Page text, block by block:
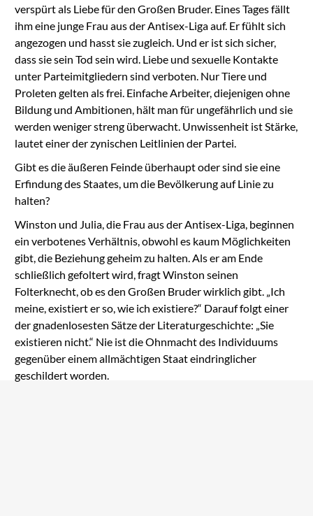
verspürt als Liebe für den Großen Bruder. Eines Tages fällt
ihm eine junge Frau aus der Antisex-Liga auf. Er fühlt sich
angezogen und hasst sie zugleich. Und er ist sich sicher,
dass sie sein Tod sein wird. Liebe und sexuelle Kontakte
unter Parteimitgliedern sind verboten. Nur Tiere und
Proleten gelten als frei. Einfache Arbeiter, diejenigen ohne
Bildung und Ambitionen, hält man für ungefährlich und sie
werden weniger streng überwacht. Unwissenheit ist Stärke,
lautet einer der zynischen Leitlinien der Partei.
Gibt es die äußeren Feinde überhaupt oder sind sie eine
Erfindung des Staates, um die Bevölkerung auf Linie zu
halten?
Winston und Julia, die Frau aus der Antisex-Liga, beginnen
ein verbotenes Verhältnis, obwohl es kaum Möglichkeiten
gibt, die Beziehung geheim zu halten. Als er am Ende
schließlich gefoltert wird, fragt Winston seinen
Folterknecht, ob es den Großen Bruder wirklich gibt. „Ich
meine, existiert er so, wie ich existiere?“ Darauf folgt einer
der gnadenlosesten Sätze der Literaturgeschichte: „Sie
existieren nicht.“ Nie ist die Ohnmacht des Individuums
gegenüber einem allmächtigen Staat eindringlicher
geschildert worden.